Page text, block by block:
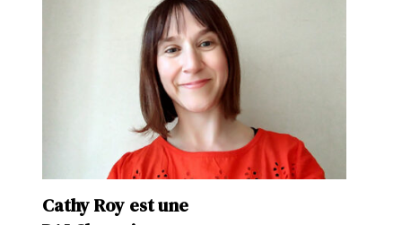
Cathy Roy est une